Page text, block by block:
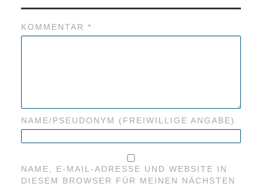
KOMMENTAR *
NAME/PSEUDONYM (FREIWILLIGE ANGABE)
NAME, E-MAIL-ADRESSE UND WEBSITE IN
DIESEM BROWSER FÜR MEINEN NÄCHSTEN